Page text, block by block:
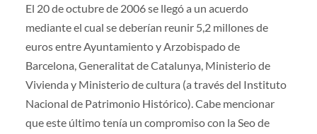
El 20 de octubre de 2006 se llegó a un acuerdo
mediante el cual se deberían reunir 5,2 millones de
euros entre Ayuntamiento y Arzobispado de
Barcelona, Generalitat de Catalunya, Ministerio de
Vivienda y Ministerio de cultura (a través del Instituto
Nacional de Patrimonio Histórico). Cabe mencionar
que este último tenía un compromiso con la Seo de